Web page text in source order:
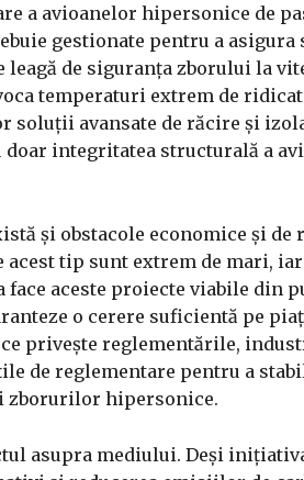
a avioanelor hipersonice de
gestionate pentru a asigura
de siguranța zborului la
temperaturi extrem de
soluții avansate de răcire și
integritatea structurală a
și obstacole economice și de
acest tip sunt extrem de mari,
aceste proiecte viabile din
o cerere suficientă pe
privește reglementările,
de reglementare pentru a
zborurilor hipersonice.
asupra mediului. Deși